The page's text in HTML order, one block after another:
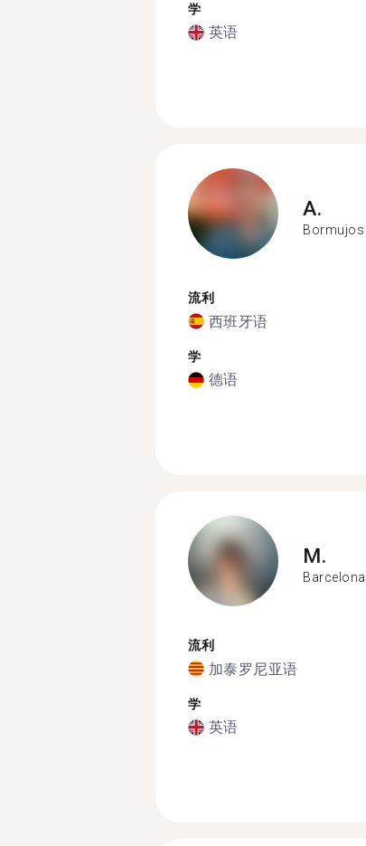
学
英语
A.
Bormujos
流利
西班牙语
学
德语
M.
Barcelona
流利
加泰罗尼亚语
学
英语